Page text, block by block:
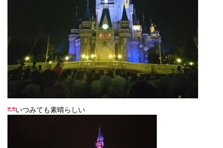
いつみても素晴らしい